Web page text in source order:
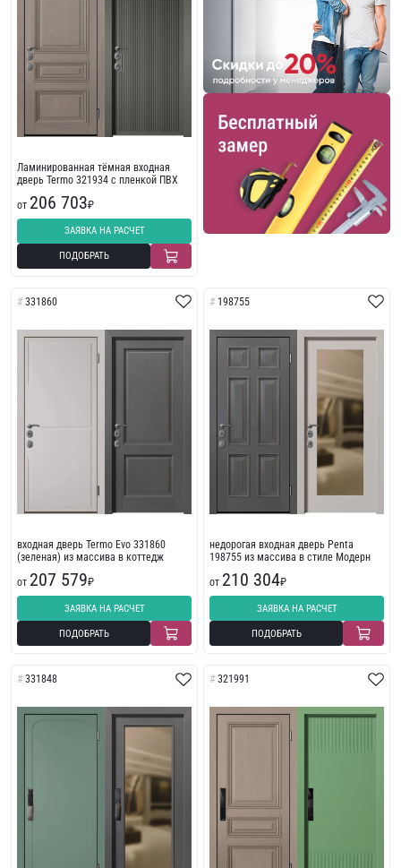
Ламинированная тёмная входная
дверь Termo 321934 с пленкой ПВХ
от 206 703₽
ЗАЯВКА НА РАСЧЕТ
ПОДОБРАТЬ
331860
входная дверь Termo Evo 331860
(зеленая) из массива в коттедж
от 207 579₽
ЗАЯВКА НА РАСЧЕТ
ПОДОБРАТЬ
198755
недорогая входная дверь Penta
198755 из массива в стиле Модерн
от 210 304₽
ЗАЯВКА НА РАСЧЕТ
ПОДОБРАТЬ
331848 321991